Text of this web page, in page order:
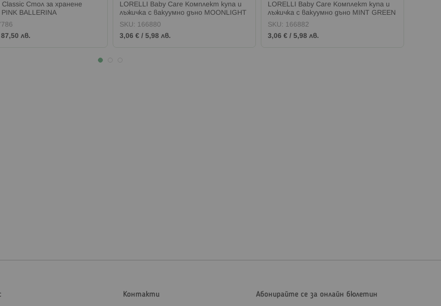
Classic Стол за хранене
PINK BALLERINA
87,50 лв.
LORELLI Baby Care Комплект купа и
лъжичка с вакуумно дъно MOONLIGHT
BLUE
SKU: 166880
3,06 € / 5,98 лв.
LORELLI Baby Care Комплект купа и
лъжичка с вакуумно дъно MINT GREEN
SKU: 166882
3,06 € / 5,98 лв.
Контакти Абонирайте се за онлайн бюлетин